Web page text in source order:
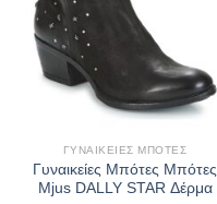
ΓΥΝΑΙΚΕΊΕΣ ΜΠΌΤΕΣ
Γυναικείες Μπότες Μπότες
Mjus DALLY STAR Δέρμα